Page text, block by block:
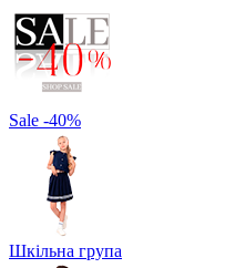
Sale -40%
Шкільна група